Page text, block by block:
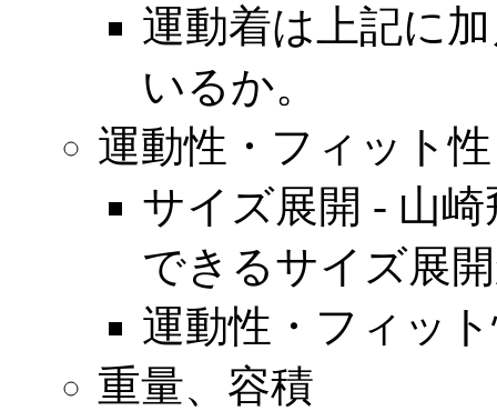
運動着は上記に
いるか。
運動性・フィット性
サイズ展開 - 山
できるサイズ展
運動性・フィッ
重量、容積